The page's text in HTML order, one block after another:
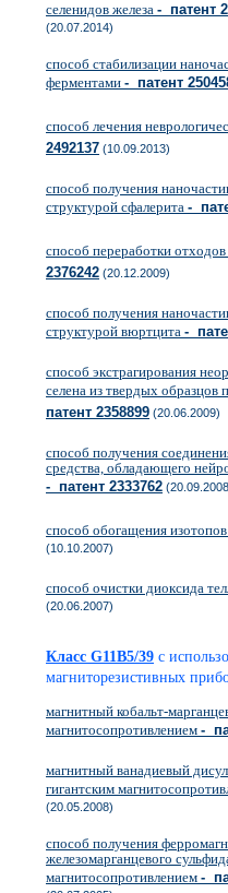
селенидов железа - патент
(20.07.2014)
способ стабилизации
ферментами - патент
способ лечения
2492137 (10.09.2013)
способ получения
структурой сфалерита -
способ переработки
2376242 (20.12.2009)
способ получения
структурой вюртцита -
способ экстрагирования
селена из твердых образцов
патент 2358899 (20.06.2009)
способ получения
средства, обладающего
- патент 2333762
способ обогащения изотопов
(10.10.2007)
способ очистки диоксида
(20.06.2007)
Класс G11B5/39 с
магниторезистивных
магнитный кобальт-
магнитосопротивлением -
магнитный ванадиевый
гигантским
(20.05.2008)
способ получения
железомарганцевого
магнитосопротивлением -